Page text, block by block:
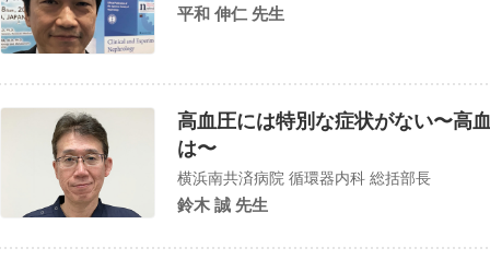
平和 伸仁 先生
高血圧には特別な症状がない〜高
は〜
横浜南共済病院 循環器内科 総括部長
鈴木 誠 先生